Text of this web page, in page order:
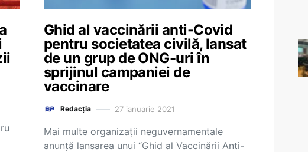
Ghid al vaccinării anti-Covid
pentru societatea civilă, lansat
de un grup de ONG-uri în
sprijinul campaniei de
vaccinare
Redacția 27 ianuarie 2021
Mai multe organizații neguvernamentale
anunță lansarea unui “Ghid al Vaccinării Anti-